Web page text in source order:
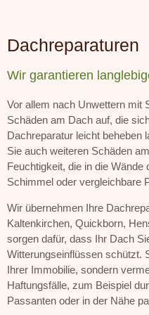
Dachreparaturen
Wir garantieren
Vor allem nach Unwettern mit
Schäden am Dach auf, die
Dachreparatur leicht beheben
Sie auch weiteren Schäden
Feuchtigkeit, die in die Wände
Schimmel oder vergleichbare
Wir übernehmen Ihre
Kaltenkirchen, Quickborn,
sorgen dafür, dass Ihr Dach
Witterungseinflüssen schützt.
Ihrer Immobilie, sondern
Haftungsfälle, zum Beispiel
Passanten oder in der Nähe